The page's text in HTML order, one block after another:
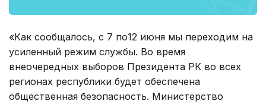
«Как сообщалось, с 7 по12 июня мы переходим на
усиленный режим службы. Во время
внеочередных выборов Президента РК во всех
регионах республики будет обеспечена
общественная безопасность. Министерство